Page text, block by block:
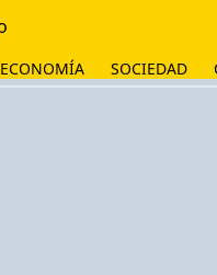
ECONOMÍA SOCIEDAD